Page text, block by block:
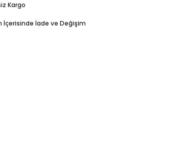
Kargo
İçerisinde İade ve Değişim